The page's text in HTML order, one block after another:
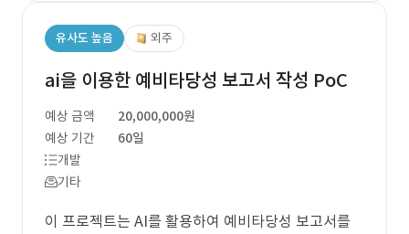
유사도 높음 외주
ai을 이용한 예비타당성 보고서 작성 PoC
예상 금액
20,000,000원
예상 기간
60일
개발
기타
이 프로젝트는 AI를 활용하여 예비타당성 보고서를